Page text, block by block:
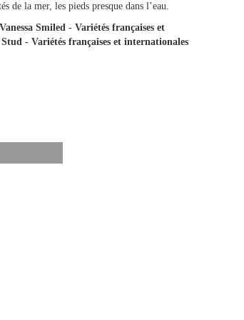
de la mer, les pieds presque dans l’eau.
Smiled - Variétés françaises et
- Variétés françaises et internationales